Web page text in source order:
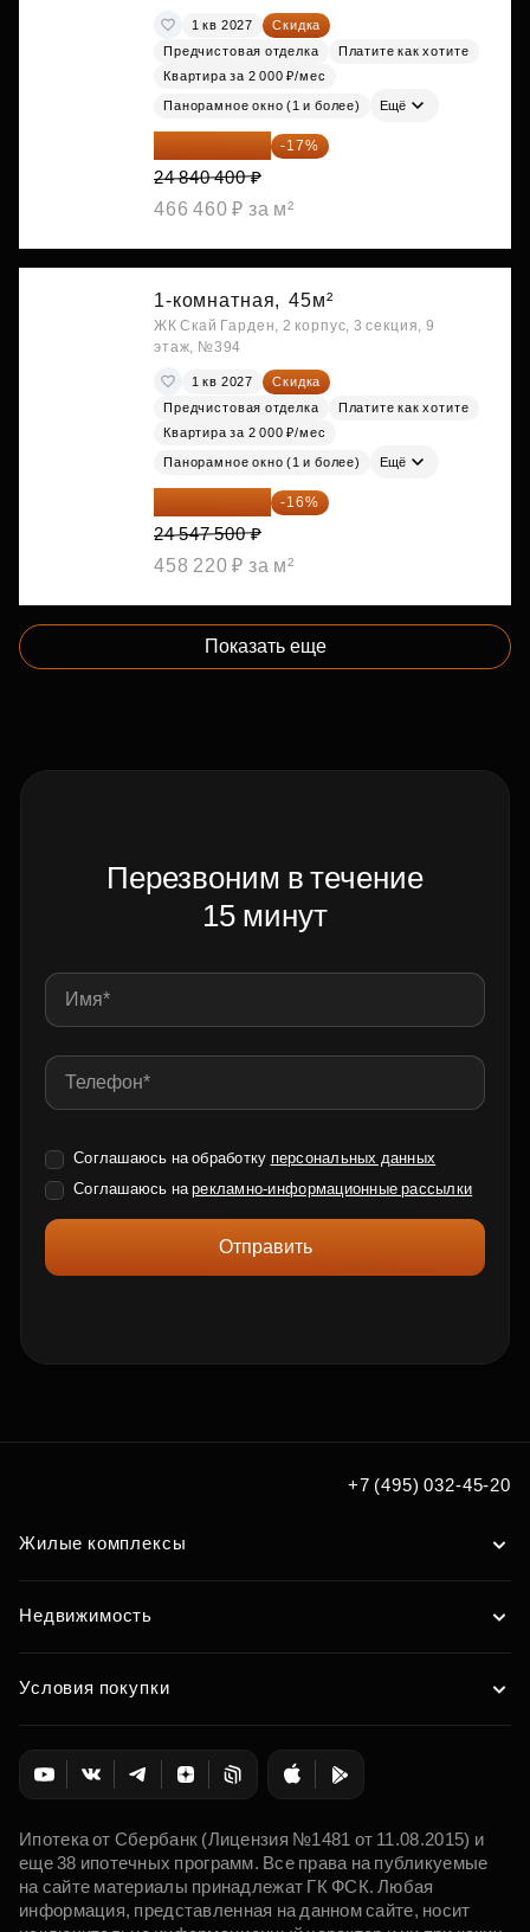
1 кв 2027
Скидка
Предчистовая отделка
Платите как хотите
Квартира за 2 000 ₽/мес
Панорамное окно (1 и более) Ещё
20 617 532 ₽ -17%
24 840 400 ₽
466 460 ₽ за м²
1-комнатная, 45м²
ЖК Скай Гарден, 2 корпус, 3 секция, 9
этаж, №394
1 кв 2027
Скидка
Предчистовая отделка
Платите как хотите
Квартира за 2 000 ₽/мес
Панорамное окно (1 и более) Ещё
20 619 900 ₽ -16%
24 547 500 ₽
458 220 ₽ за м²
Показать еще
Перезвоним в течение
15 минут
Соглашаюсь на обработку персональных данных
Соглашаюсь нарекламно-информационные рассылки
Отправить
+7 (495) 032-45-20
Жилые комплексы
Недвижимость
Условия покупки
Ипотека от Сбербанк (Лицензия №1481 от 11.08.2015) и
еще 38 ипотечных программ. Все права на публикуемые
на сайте материалы принадлежат ГК ФСК. Любая
информация, представленная на данном сайте, носит